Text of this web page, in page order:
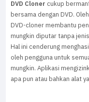
DVD Cloner cukup
bersama dengan DVD.
DVD-cloner membantu
mungkin diputar tanpa
Hal ini cenderung
oleh pengguna untuk
mungkin. Aplikasi
apa pun atau bahkan alat